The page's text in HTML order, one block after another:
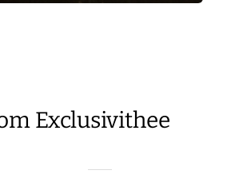
Exclusivithee